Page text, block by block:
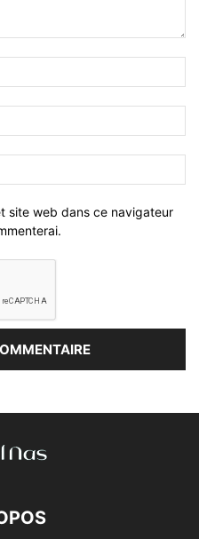
site web dans ce navigateur